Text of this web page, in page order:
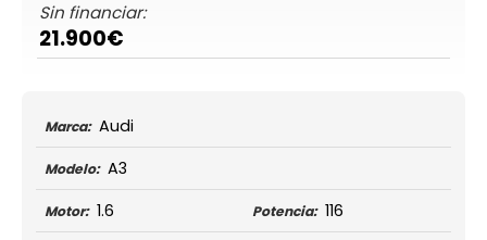
Sin financiar:
21.900€
Marca: Audi
Modelo: A3
Motor: 1.6 Potencia: 116